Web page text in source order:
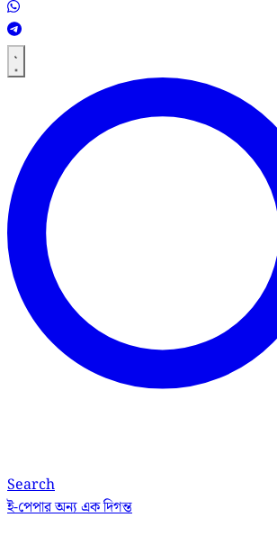
Search
ই-পেপারঅন্য এক দিগন্ত